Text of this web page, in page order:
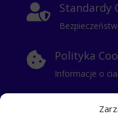
 Standardy
 Polityka
Informacje o
Polityka